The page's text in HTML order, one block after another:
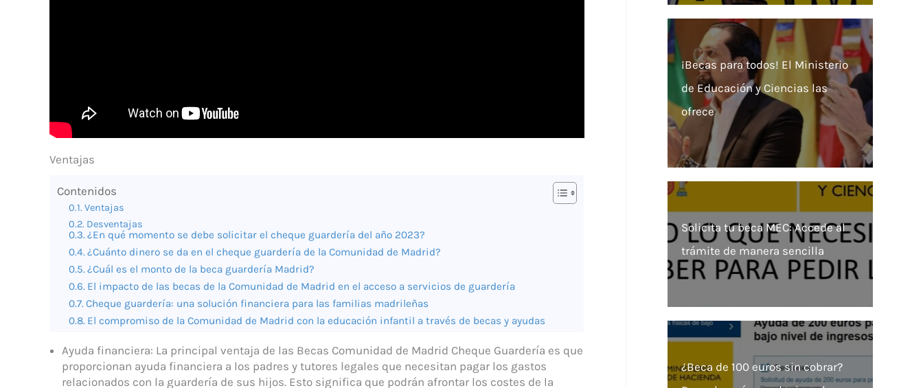
Ventajas
Contenidos
Ventajas
Desventajas
¿En qué momento se debe solicitar el cheque guardería del año 2023?
¿Cuánto dinero se da en el cheque guardería de la Comunidad de Madrid?
¿Cuál es el monto de la beca guardería Madrid?
El impacto de las becas de la Comunidad de Madrid en el acceso a servicios de guardería
Cheque guardería: una solución financiera para las familias madrileñas
El compromiso de la Comunidad de Madrid con la educación infantil a través de becas y ayudas
Ayuda financiera: La principal ventaja de las Becas Comunidad de Madrid Cheque Guardería es que
proporcionan ayuda financiera a los padres y tutores legales que necesitan pagar los gastos
relacionados con la guardería de sus hijos. Esto significa que podrán afrontar los costes de la
¡Becas para todos! El Ministerio
de Educación y Ciencias las
ofrece
Solicita tu beca MEC: Accede al
trámite de manera sencilla
¿Beca de 100 euros sin cobrar?